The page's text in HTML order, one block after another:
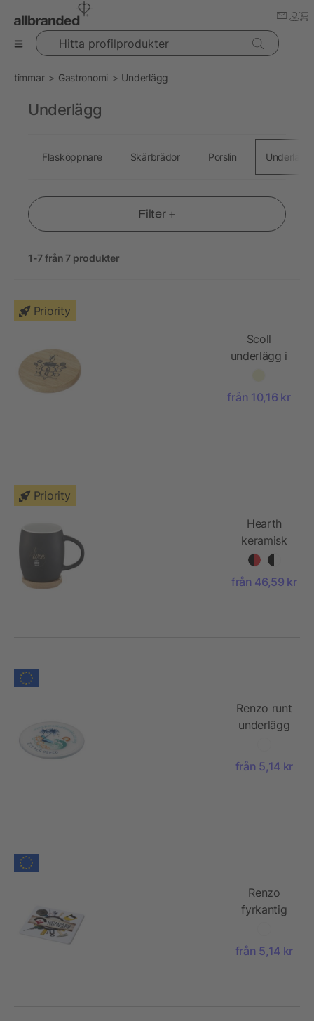
Hitta profilprodukter
timmar Gastronomi Underlägg
Filter +
1-7 från 7 produkter
Priority
Scoll
underlägg i
flasköppnare
från 10,16 kr
Priority
Hearth
keramisk
mugg med
lock/fat
från 46,59 kr
Renzo runt
underlägg
från 5,14 kr
Renzo
fyrkantig
från 5,14 kr
Underlägg
Flasköppnare Skärbrädor Porslin Underlägg